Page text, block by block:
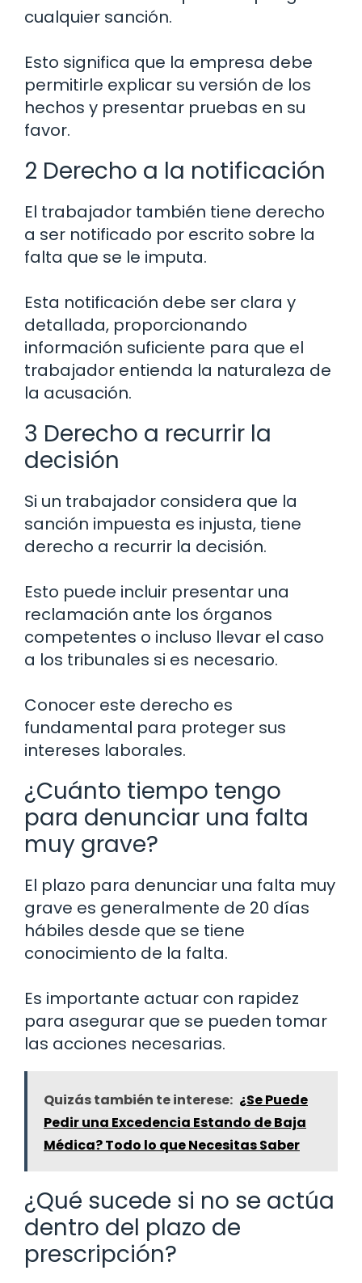
cualquier sanción.
Esto significa que la empresa debe
permitirle explicar su versión de los
hechos y presentar pruebas en su
favor.
2 Derecho a la notificación
El trabajador también tiene derecho
a ser notificado por escrito sobre la
falta que se le imputa.
Esta notificación debe ser clara y
detallada, proporcionando
información suficiente para que el
trabajador entienda la naturaleza de
la acusación.
3 Derecho a recurrir la
decisión
Si un trabajador considera que la
sanción impuesta es injusta, tiene
derecho a recurrir la decisión.
Esto puede incluir presentar una
reclamación ante los órganos
competentes o incluso llevar el caso
a los tribunales si es necesario.
Conocer este derecho es
fundamental para proteger sus
intereses laborales.
¿Cuánto tiempo tengo
para denunciar una falta
muy grave?
El plazo para denunciar una falta muy
grave es generalmente de 20 días
hábiles desde que se tiene
conocimiento de la falta.
Es importante actuar con rapidez
para asegurar que se pueden tomar
las acciones necesarias.
Quizás también te interese: ¿Se Puede
Pedir una Excedencia Estando de Baja
Médica? Todo lo que Necesitas Saber
¿Qué sucede si no se actúa
dentro del plazo de
prescripción?